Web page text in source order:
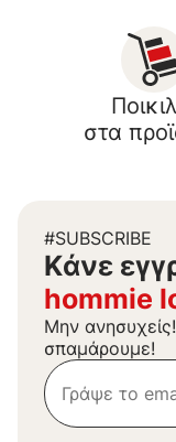
στα
#SUBSCRIBE
Kάνε
hommie
Μην
σπαμάρουμε!